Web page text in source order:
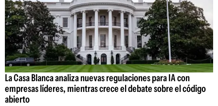
La Casa Blanca analiza nuevas regulaciones para IA con
empresas líderes, mientras crece el debate sobre el código
abierto